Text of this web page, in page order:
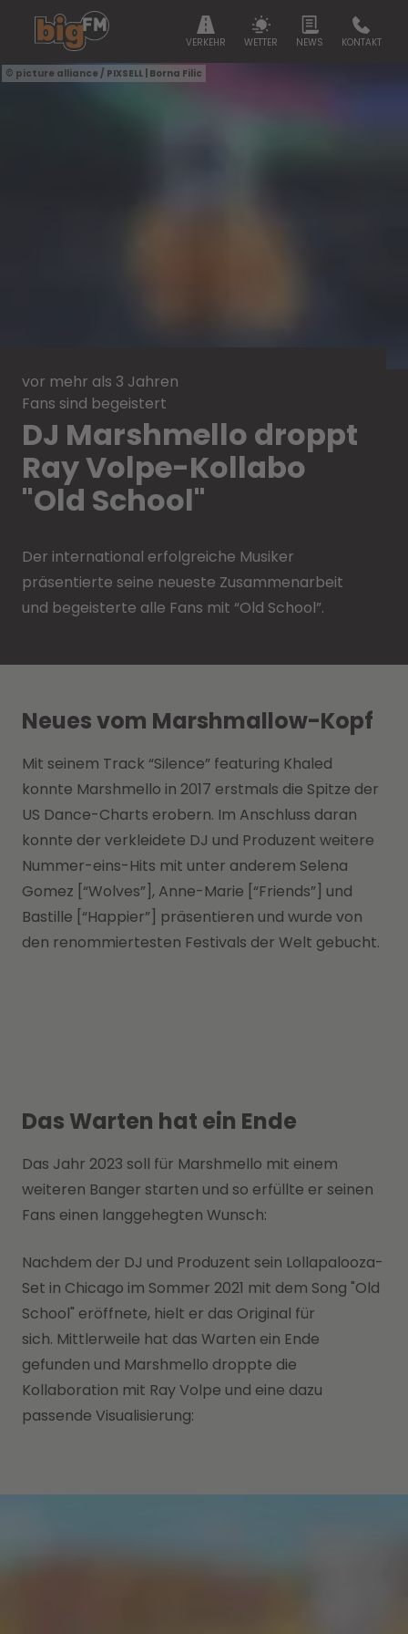
VERKEHR WETTER NEWS KONTAKT
picture alliance / PIXSELL | Borna Filic
vor mehr als 3 Jahren
Fans sind begeistert
DJ Marshmello droppt
Ray Volpe-Kollabo
"Old School"
Der international erfolgreiche Musiker
präsentierte seine neueste Zusammenarbeit
und begeisterte alle Fans mit “Old School”.
Neues vom Marshmallow-Kopf
Mit seinem Track “Silence” featuring Khaled
konnte Marshmello in 2017 erstmals die Spitze der
US Dance-Charts erobern. Im Anschluss daran
konnte der verkleidete DJ und Produzent weitere
Nummer-eins-Hits mit unter anderem Selena
Gomez [“Wolves”], Anne-Marie [“Friends”] und
Bastille [“Happier”] präsentieren und wurde von
den renommiertesten Festivals der Welt gebucht.
Das Warten hat ein Ende
Das Jahr 2023 soll für Marshmello mit einem
weiteren Banger starten und so erfüllte er seinen
Fans einen langgehegten Wunsch:
Nachdem der DJ und Produzent sein Lollapalooza-
Set in Chicago im Sommer 2021 mit dem Song "Old
School" eröffnete, hielt er das Original für
sich. Mittlerweile hat das Warten ein Ende
gefunden und Marshmello droppte die
Kollaboration mit Ray Volpe und eine dazu
passende Visualisierung: